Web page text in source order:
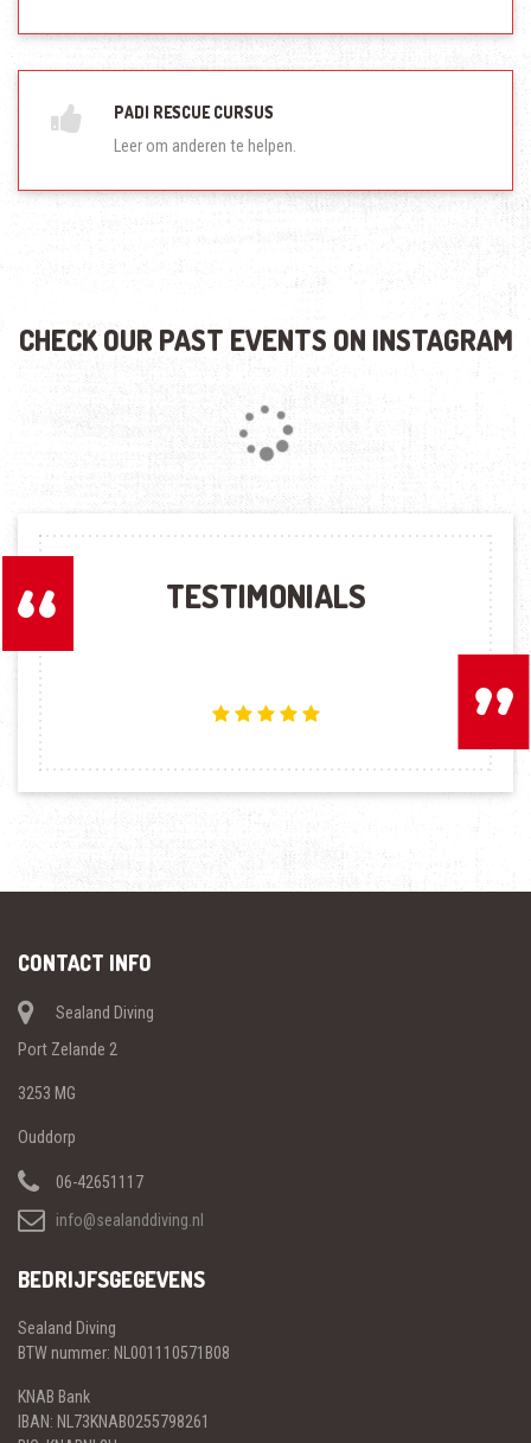
PADI RESCUE CURSUS
Leer om anderen te helpen.
CHECK OUR PAST EVENTS ON INSTAGRAM
Loading...
TESTIMONIALS
CONTACT INFO
Sealand Diving
Port Zelande 2
3253 MG
Ouddorp
06-42651117
info@sealanddiving.nl
BEDRIJFSGEGEVENS
Sealand Diving
BTW nummer: NL001110571B08
KNAB Bank
IBAN: NL73KNAB0255798261